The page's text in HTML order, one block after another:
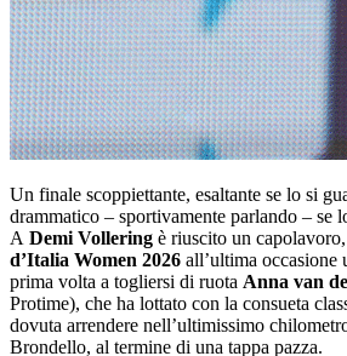
Un finale scoppiettante, esaltante se lo si
drammatico – sportivamente parlando – se
A Demi Vollering è riuscito un
d’Italia Women 2026 all’ultima occasione
prima volta a togliersi di ruota Anna van
Protime), che ha lottato con la consueta
dovuta arrendere nell’ultimissimo
Brondello, al termine di una tappa pazza.